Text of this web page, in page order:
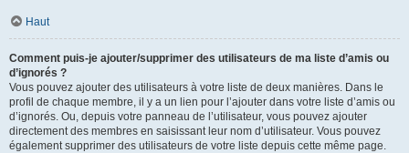
Haut
Comment puis-je ajouter/supprimer des utilisateurs de ma liste d’amis ou
d’ignorés ?
Vous pouvez ajouter des utilisateurs à votre liste de deux manières. Dans le
profil de chaque membre, il y a un lien pour l’ajouter dans votre liste d’amis ou
d’ignorés. Ou, depuis votre panneau de l’utilisateur, vous pouvez ajouter
directement des membres en saisissant leur nom d’utilisateur. Vous pouvez
également supprimer des utilisateurs de votre liste depuis cette même page.